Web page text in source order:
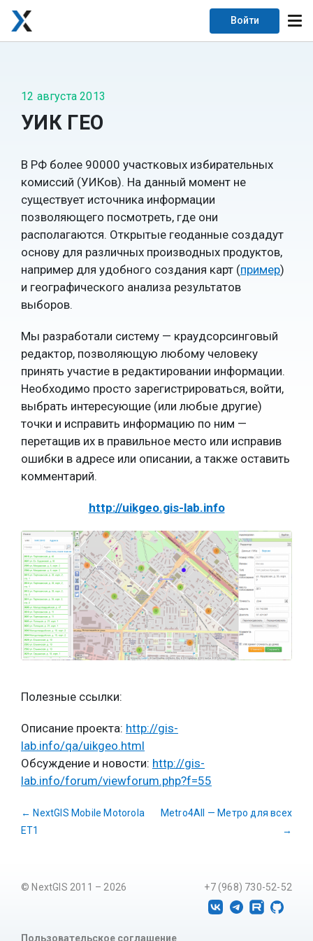
Войти
12 августа 2013
УИК ГЕО
В РФ более 90000 участковых избирательных
комиссий (УИКов). На данный момент не
существует источника информации
позволяющего посмотреть, где они
располагаются. Открытые геоданные создадут
основу для различных производных продуктов,
например для удобного создания карт (пример)
и географического анализа результатов
выборов.
Мы разработали систему — краудсорсинговый
редактор, позволяющую любому человеку
принять участие в редактировании информации.
Необходимо просто зарегистрироваться, войти,
выбрать интересующие (или любые другие)
точки и исправить информацию по ним —
перетащив их в правильное место или исправив
ошибки в адресе или описании, а также оставить
комментарий.
http://uikgeo.gis-lab.info
Полезные ссылки:
Описание проекта: http://gis-
lab.info/qa/uikgeo.html
Обсуждение и новости: http://gis-
lab.info/forum/viewforum.php?f=55
← NextGIS Mobile Motorola
ET1
Metro4All — Метро для всех
→
+7 (968) 730-52-52
© NextGIS 2011 – 2026
Пользовательское соглашение